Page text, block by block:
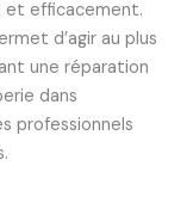
et efficacement.
d’agir au plus
une réparation
dans
professionnels